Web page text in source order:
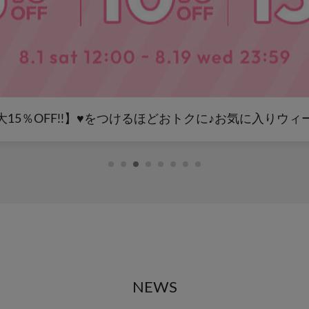
15％OFF!!】♥をつけるほどおトクに♪お気に入りウィ
NEWS